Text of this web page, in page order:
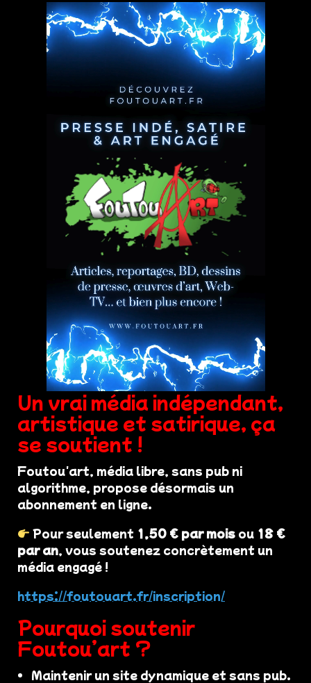
Un vrai média indépendant,
artistique et satirique, ça
se soutient !
Foutou'art, média libre, sans pub ni
algorithme, propose désormais un
abonnement en ligne.
Pour seulement 1,50 € par mois ou 18 €
par an, vous soutenez concrètement un
média engagé !
https://foutouart.fr/inscription/
Pourquoi soutenir
Foutou’art ?
Maintenir un site dynamique et sans pub.